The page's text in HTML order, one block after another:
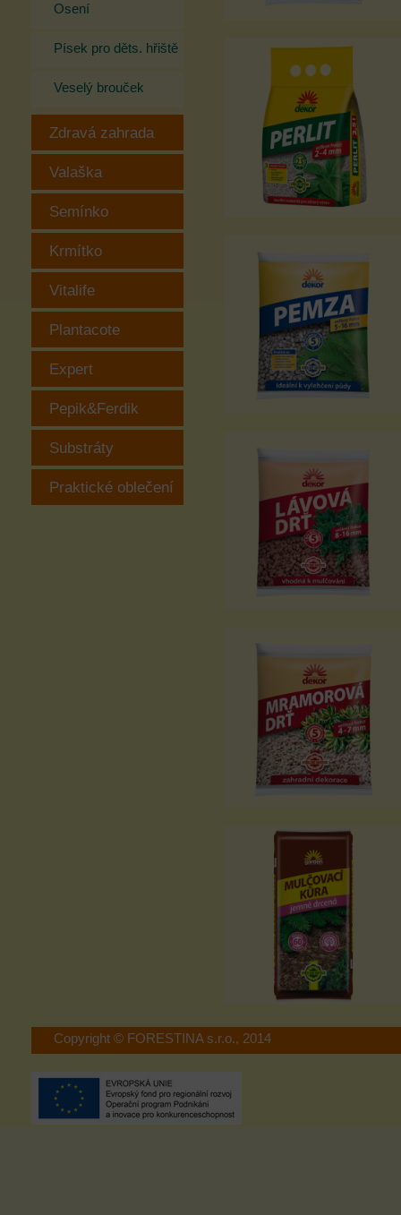
Osení
Písek pro děts. hřiště
Veselý brouček
Zdravá zahrada
Valaška
Semínko
Krmítko
Vitalife
Plantacote
Expert
Pepik&Ferdik
Substráty
Praktické oblečení
Copyright © FORESTINA s.r.o., 2014